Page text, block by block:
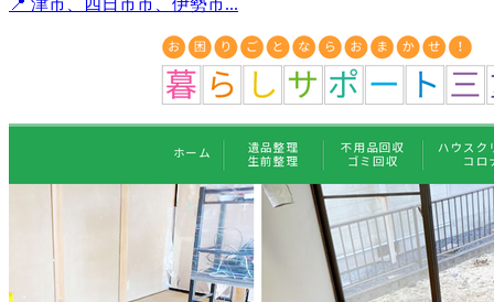
📍 津市、四日市市、伊勢市...